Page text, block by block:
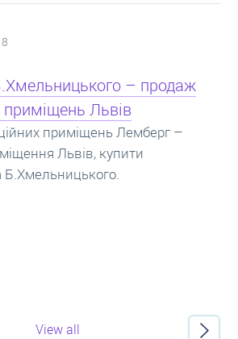
під заставу нерухомості:
на квартиру – кредит на житло
нерухомості. Купити в іпотеку
знати? Консультація від
іпотечні кредити.
View all